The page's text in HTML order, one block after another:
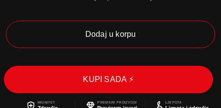
Dodaj u korpu
KUPI SADA ⚡
IMUNITET PREMIUM PROIZVODI LJEPOTA